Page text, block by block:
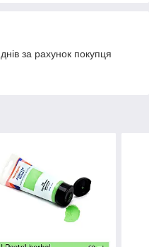
за рахунок покупця